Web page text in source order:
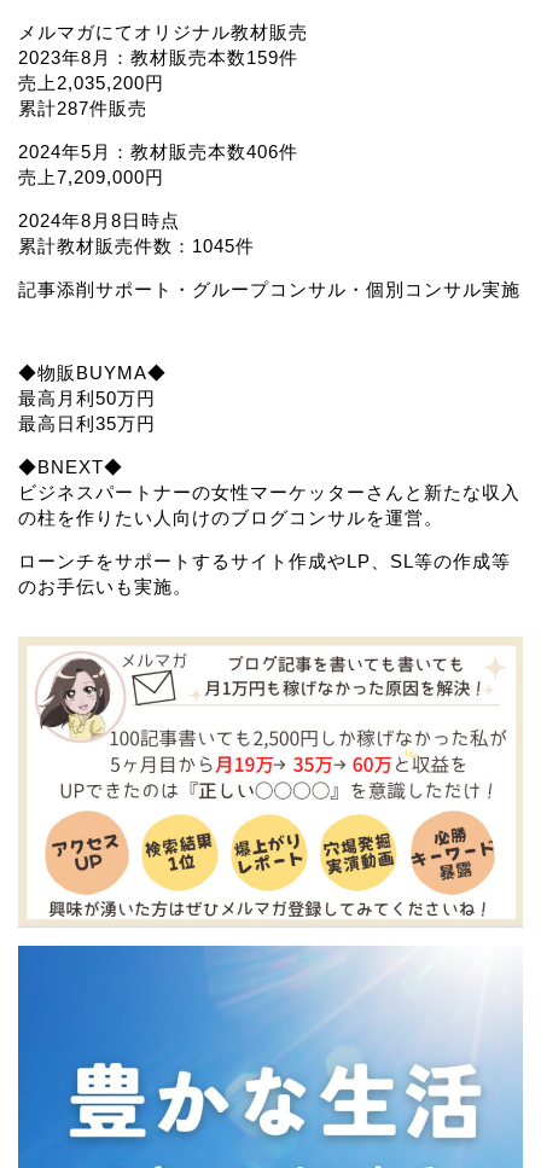
メルマガにてオリジナル教材販売
2023年8月：教材販売本数159件
売上2,035,200円
累計287件販売
2024年5月：教材販売本数406件
売上7,209,000円
2024年8月8日時点
累計教材販売件数：1045件
記事添削サポート・グループコンサル・個別コンサル実施
◆物販BUYMA◆
最高月利50万円
最高日利35万円
◆BNEXT◆
ビジネスパートナーの女性マーケッターさんと新たな収入
の柱を作りたい人向けのブログコンサルを運営。
ローンチをサポートするサイト作成やLP、SL等の作成等
のお手伝いも実施。